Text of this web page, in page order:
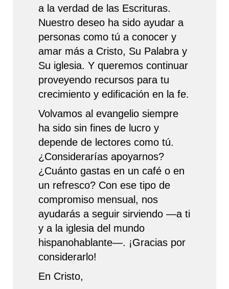
a la verdad de las Escrituras.
Nuestro deseo ha sido ayudar a
personas como tú a conocer y
amar más a Cristo, Su Palabra y
Su iglesia. Y queremos continuar
proveyendo recursos para tu
crecimiento y edificación en la fe.
Volvamos al evangelio siempre
ha sido sin fines de lucro y
depende de lectores como tú.
¿Considerarías apoyarnos?
¿Cuánto gastas en un café o en
un refresco? Con ese tipo de
compromiso mensual, nos
ayudarás a seguir sirviendo —a ti
y a la iglesia del mundo
hispanohablante—. ¡Gracias por
considerarlo!
En Cristo,